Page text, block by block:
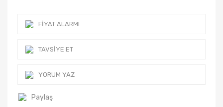
FIYAT ALARMI
TAVSIYE ET
YORUM YAZ
Paylaş